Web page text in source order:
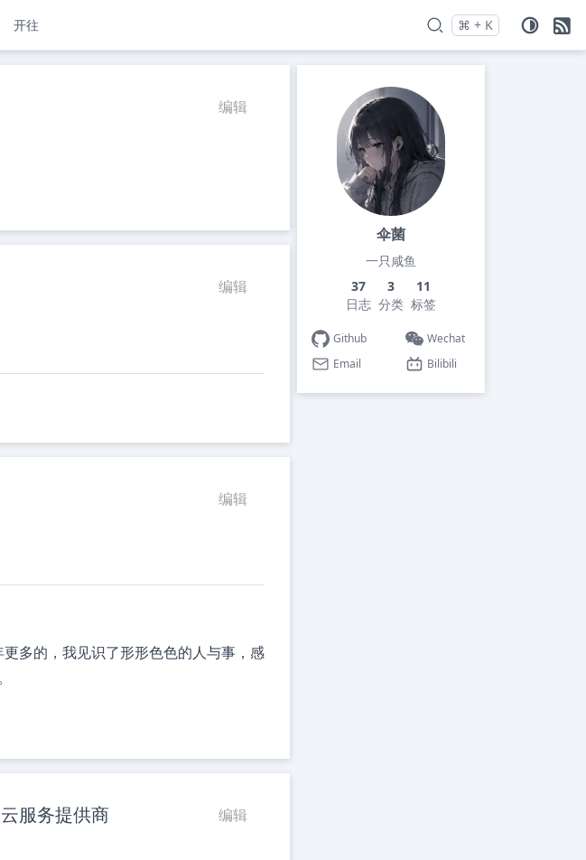
开往 Press
⌘ +
and K
to search
编辑
编辑
编辑
多的，我见识了形形色色的人与事，感
服务提供商 编辑
伞菌
一只咸鱼
37
日志
3
分类
11
标签
Github
Wechat
Email
Bilibili